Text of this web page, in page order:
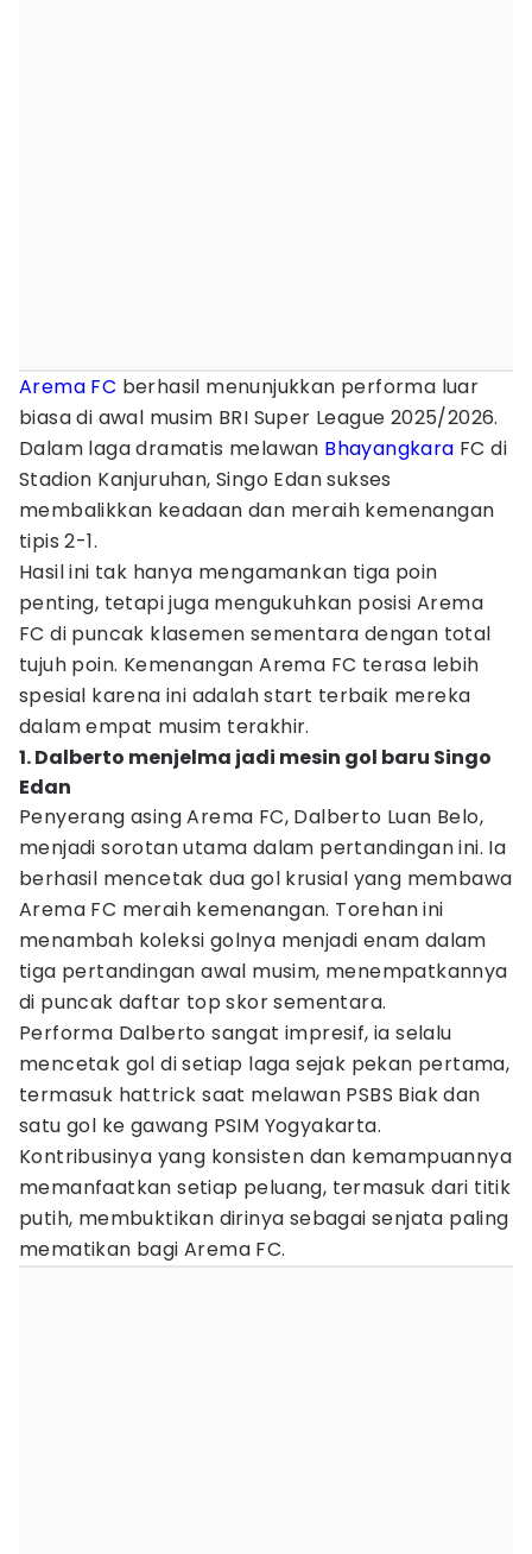
Arema FC berhasil menunjukkan performa luar
biasa di awal musim BRI Super League 2025/2026.
Dalam laga dramatis melawan Bhayangkara FC di
Stadion Kanjuruhan, Singo Edan sukses
membalikkan keadaan dan meraih kemenangan
tipis 2-1.
Hasil ini tak hanya mengamankan tiga poin
penting, tetapi juga mengukuhkan posisi Arema
FC di puncak klasemen sementara dengan total
tujuh poin. Kemenangan Arema FC terasa lebih
spesial karena ini adalah start terbaik mereka
dalam empat musim terakhir.
1. Dalberto menjelma jadi mesin gol baru Singo
Edan
Penyerang asing Arema FC, Dalberto Luan Belo,
menjadi sorotan utama dalam pertandingan ini. Ia
berhasil mencetak dua gol krusial yang membawa
Arema FC meraih kemenangan. Torehan ini
menambah koleksi golnya menjadi enam dalam
tiga pertandingan awal musim, menempatkannya
di puncak daftar top skor sementara.
Performa Dalberto sangat impresif, ia selalu
mencetak gol di setiap laga sejak pekan pertama,
termasuk hattrick saat melawan PSBS Biak dan
satu gol ke gawang PSIM Yogyakarta.
Kontribusinya yang konsisten dan kemampuannya
memanfaatkan setiap peluang, termasuk dari titik
putih, membuktikan dirinya sebagai senjata paling
mematikan bagi Arema FC.